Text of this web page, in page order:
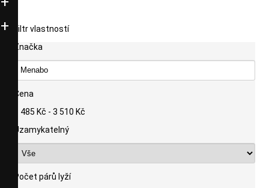
Filtr vlastností
Značka
Cena
1 485 Kč - 3 510 Kč
Uzamykatelný
Počet párů lyží